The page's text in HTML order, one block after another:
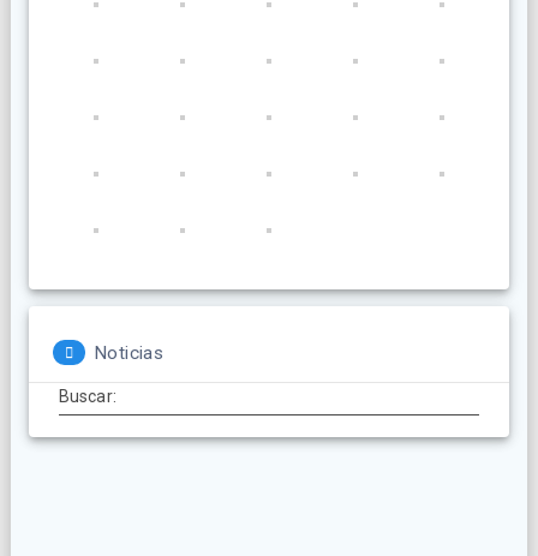
Noticias
Buscar: